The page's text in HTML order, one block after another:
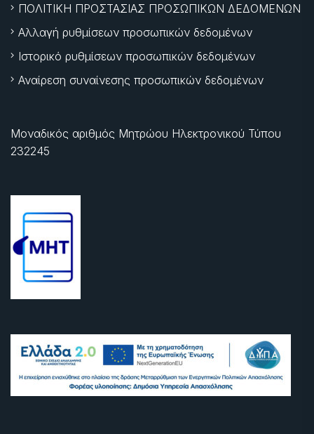
ΠΟΛΙΤΙΚΗ ΠΡΟΣΤΑΣΙΑΣ ΠΡΟΣΩΠΙΚΩΝ ΔΕΔΟΜΕΝΩΝ
Αλλαγή ρυθμίσεων προσωπικών δεδομένων
Ιστορικό ρυθμίσεων προσωπικών δεδομένων
Αναίρεση συναίνεσης προσωπικών δεδομένων
Μοναδικός αριθμός Μητρώου Ηλεκτρονικού Τύπου
232245